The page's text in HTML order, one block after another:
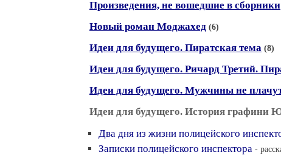
Произведения, не вошедшие в сборники
Новый роман Моджахед (6)
Идеи для будущего. Пиратская тема (8)
Идеи для будущего. Ричард Третий.
Идеи для будущего. Мужчины не
Идеи для будущего. История графини
Два дня из жизни полицейского
Записки полицейского инспектора -